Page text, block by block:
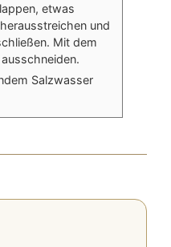
etwas
und
Mit dem
Salzwasser